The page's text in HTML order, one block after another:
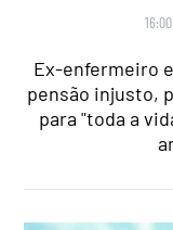
Ex-enfermeiro
pensão injusto,
para "toda a